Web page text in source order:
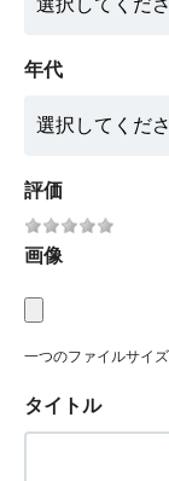
年代
評価
画像
一つのファイルサイ
タイトル